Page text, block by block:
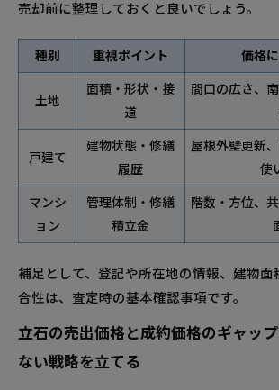
売却前に整理しておくと良いでしょう。
種別 重視ポイント 価格
土地
面積・形状・接
道
間口の広さ、
戸建て
建物状態・修繕
履歴
屋根外壁更新
使
マンシ
ョン
管理体制・修繕
積立金
階数・方位、
補足として、登記や所在地の情報、建物面
合性は、査定時の基本確認事項です。
立石の売出価格と成約価格のギャッ
ない戦略を立てる